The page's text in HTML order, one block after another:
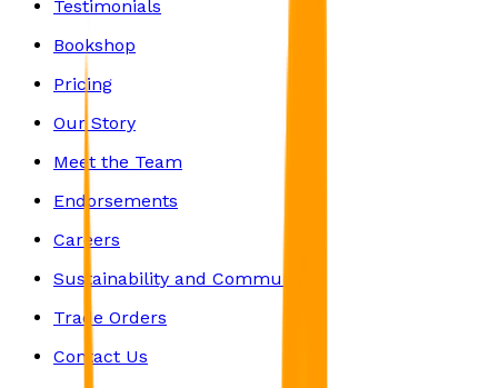
Testimonials
Bookshop
Pricing
Our Story
Meet the Team
Endorsements
Careers
Sustainability and Community
Trade Orders
Contact Us